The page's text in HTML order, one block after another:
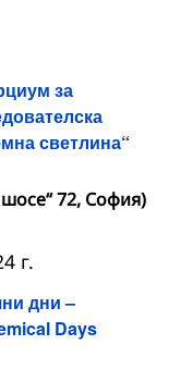
за
светлина“
72, София)
дни –
Days
г.